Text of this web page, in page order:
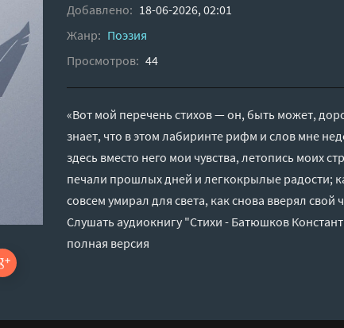
Добавлено: 18-06-2026, 02:01
Жанр: Поэзия
Просмотров: 44
«Вот мой перечень стихов — он, быть может,
знает, что в этом лабиринте рифм и слов мне
здесь вместо него мои чувства, летопись моих
печали прошлых дней и легкокрылые радости;
совсем умирал для света, как снова вверял
Слушать аудиокнигу "Стихи - Батюшков
полная версия